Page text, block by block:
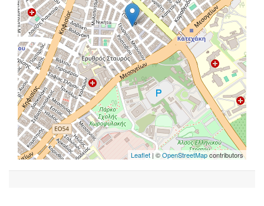
Leaflet | ©OpenStreetMapcontributors